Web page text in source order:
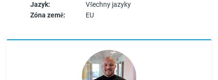
Jazyk:
Všechny jazyky
Zóna země:
EU